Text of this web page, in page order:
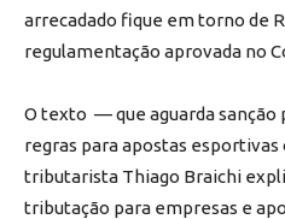
arrecadado fique em torno de
regulamentação aprovada no
O texto — que aguarda
regras para apostas
tributarista Thiago Braichi
tributação para empresas e